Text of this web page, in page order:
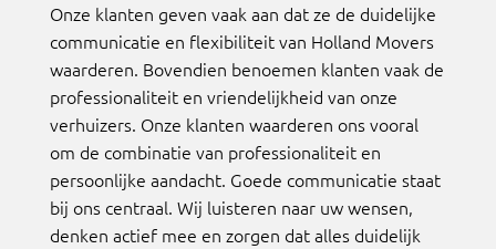
Onze klanten geven vaak aan dat ze de duidelijke
communicatie en flexibiliteit van Holland Movers
waarderen. Bovendien benoemen klanten vaak de
professionaliteit en vriendelijkheid van onze
verhuizers. Onze klanten waarderen ons vooral
om de combinatie van professionaliteit en
persoonlijke aandacht. Goede communicatie staat
bij ons centraal. Wij luisteren naar uw wensen,
denken actief mee en zorgen dat alles duidelijk